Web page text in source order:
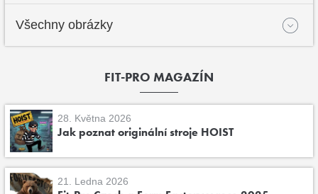
Všechny obrázky
FIT-PRO MAGAZÍN
28. Května 2026
Jak poznat originální stroje HOIST
21. Ledna 2026